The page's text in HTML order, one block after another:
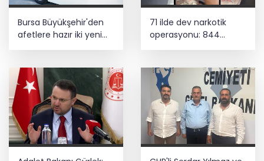
Bursa Büyükşehir'den
afetlere hazır iki yeni
mobil araç
71 ilde dev narkotik
operasyonu: 844
tutuklama